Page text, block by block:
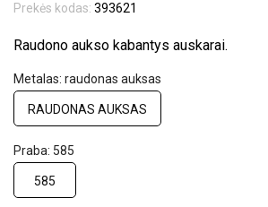
Prekės kodas: 393621
Raudono aukso kabantys auskarai.
Metalas: raudonas auksas
RAUDONAS AUKSAS
Praba: 585
585